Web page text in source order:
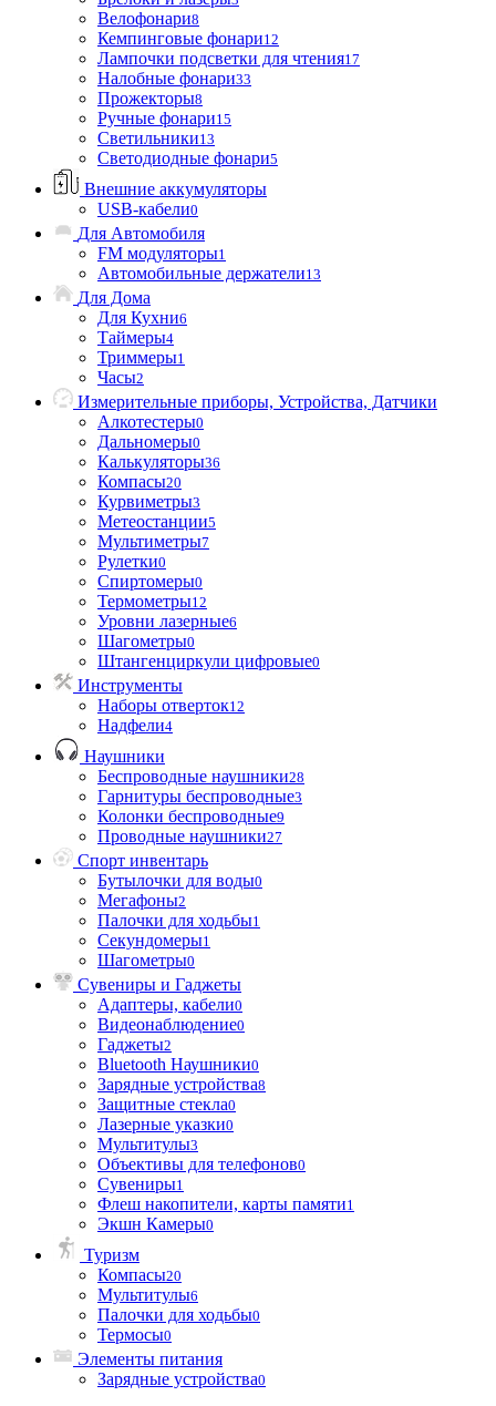
Велофонари8
Кемпинговые фонари12
Лампочки подсветки для чтения17
Налобные фонари33
Прожекторы8
Ручные фонари15
Светильники13
Светодиодные фонари5
Внешние аккумуляторы
USB-кабели0
Для Автомобиля
FM модуляторы1
Автомобильные держатели13
Для Дома
Для Кухни6
Таймеры4
Триммеры1
Часы2
Измерительные приборы, Устройства, Датчики
Алкотестеры0
Дальномеры0
Калькуляторы36
Компасы20
Курвиметры3
Метеостанции5
Мультиметры7
Рулетки0
Спиртомеры0
Термометры12
Уровни лазерные6
Шагометры0
Штангенциркули цифровые0
Инструменты
Наборы отверток12
Надфели4
Наушники
Беспроводные наушники28
Гарнитуры беспроводные3
Колонки беспроводные9
Проводные наушники27
Спорт инвентарь
Бутылочки для воды0
Мегафоны2
Палочки для ходьбы1
Секундомеры1
Шагометры0
Сувениры и Гаджеты
Адаптеры, кабели0
Видеонаблюдение0
Гаджеты2
Bluetooth Наушники0
Зарядные устройства8
Защитные стекла0
Лазерные указки0
Мультитулы3
Объективы для телефонов0
Сувениры1
Флеш накопители, карты памяти1
Экшн Камеры0
Туризм
Компасы20
Мультитулы6
Палочки для ходьбы0
Термосы0
Элементы питания
Зарядные устройства0